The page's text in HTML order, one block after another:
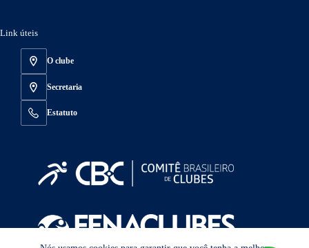
Link úteis
O clube
Secretaria
Estatuto